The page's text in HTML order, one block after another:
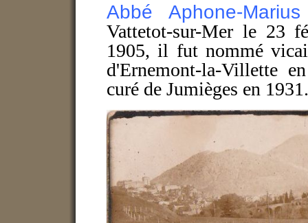
Abbé Aphone-
Vattetot-sur-Mer le 23
1905, il fut nommé
d'Ernemont-la-Villette
curé de Jumièges en